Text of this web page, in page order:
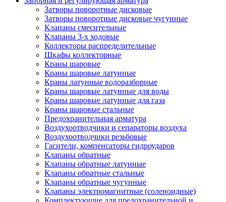
Затворы поворотные дисковые
Затворы поворотные дисковые чугунные
Клапаны смесительные
Клапаны 3-х ходовые
Коллекторы распределительные
Шкафы коллекторные
Краны шаровые
Краны шаровые латунные
Краны латунные водоразборные
Краны шаровые латунные для воды
Краны шаровые латунные для газа
Краны шаровые стальные
Предохранительная арматура
Воздухоотводчики и сепараторы воздуха
Воздухоотводчики резьбовые
Гасители, компенсаторы гидроударов
Клапаны обратные
Клапаны обратные латунные
Клапаны обратные стальные
Клапаны обратные чугунные
Клапаны электромагнитные (соленоидные)
Комплектующие для предохранительной и